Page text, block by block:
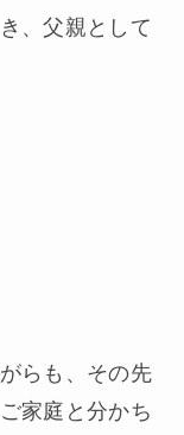
、父親として
らも、その先
家庭と分かち